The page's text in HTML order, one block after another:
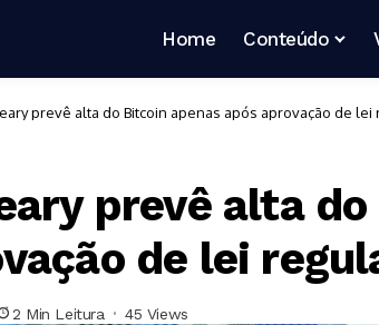
Home Conteúdo
prevê alta do Bitcoin apenas após aprovação de lei
prevê alta
de lei
2 Min Leitura 45 Views